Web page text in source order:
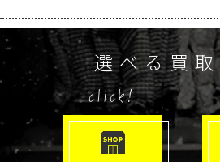
選べる買
click!